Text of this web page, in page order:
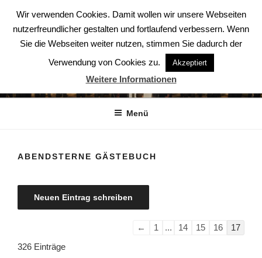
Inhalt
springen
ABENDSTERNE – DER CHOR
Der Chor aus Ludwigsburg
Menü
ABENDSTERNE GÄSTEBUCH
Navigation
← 1 ... 14 15 16
17
326 Einträge
Wir verwenden Cookies. Damit wollen wir unsere Webseiten
nutzerfreundlicher gestalten und fortlaufend verbessern. Wenn
Sie die Webseiten weiter nutzen, stimmen Sie dadurch der
Verwendung von Cookies zu.
Akzeptiert
Weitere Informationen